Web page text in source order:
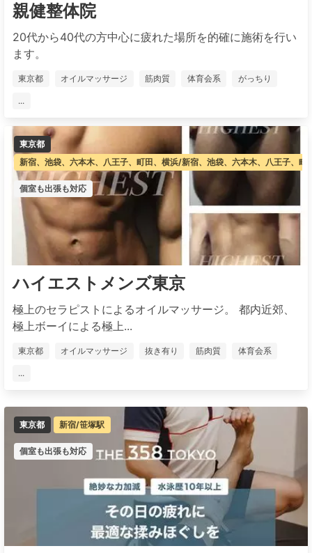
親健整体院
20代から40代の方中心に疲れた場所を的確に施術を行い
ます。
東京都 オイルマッサージ 筋肉質 体育会系 がっちり
...
東京都
新宿、池袋、六本木、八王子、町田、横浜/新宿、池袋、六本木、八王子、町
個室も出張も対応
ハイエストメンズ東京
極上のセラピストによるオイルマッサージ。 都内近郊、
極上ボーイによる極上...
東京都 オイルマッサージ 抜き有り 筋肉質 体育会系
...
東京都 新宿/笹塚駅
個室も出張も対応